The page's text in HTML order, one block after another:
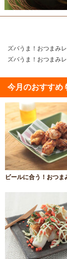
ズバうま！おつまみ
ズバうま！おつまみ
今月のおすすめ
ビールに合う！おつま